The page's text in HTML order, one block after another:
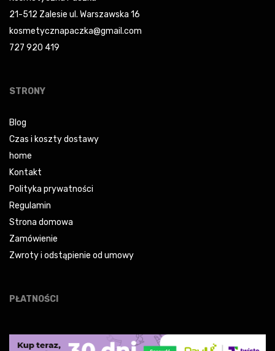
21-512 Zalesie ul. Warszawska 16
kosmetycznapaczka@gmail.com
727 920 419
STRONY
Blog
Czas i koszty dostawy
home
Kontakt
Polityka prywatności
Regulamin
Strona domowa
Zamówienie
Zwroty i odstąpienie od umowy
PŁATNOŚCI